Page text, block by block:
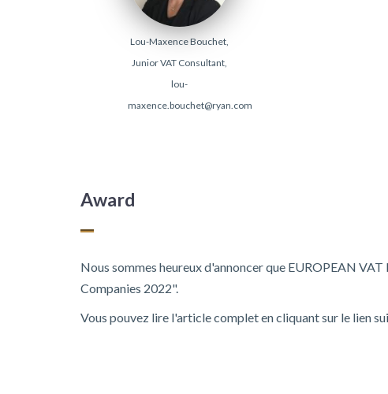
Lou-Maxence Bouchet,
Junior VAT Consultant,
lou-
maxence.bouchet@ryan.com
Award
Nous sommes heureux d'annoncer que EUROPEAN
Companies 2022".
Vous pouvez lire l'article complet en cliquant sur le lien